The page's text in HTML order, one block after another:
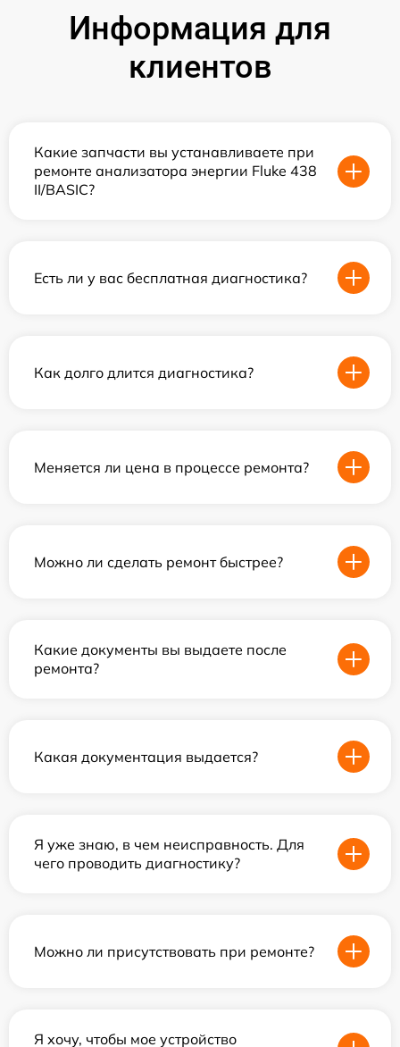
Информация для
клиентов
Какие запчасти вы устанавливаете при
ремонте анализатора энергии Fluke 438
II/BASIC?
Есть ли у вас бесплатная диагностика?
Как долго длится диагностика?
Меняется ли цена в процессе ремонта?
Можно ли сделать ремонт быстрее?
Какие документы вы выдаете после
ремонта?
Какая документация выдается?
Я уже знаю, в чем неисправность. Для
чего проводить диагностику?
Можно ли присутствовать при ремонте?
Я хочу, чтобы мое устройство